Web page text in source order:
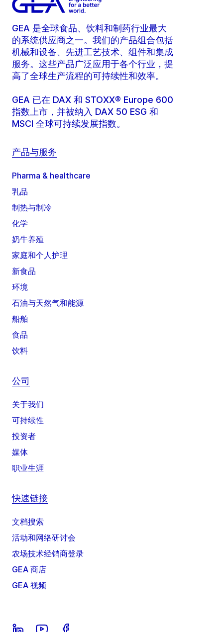
GEA 是全球食品、饮料和制药行业最大
的系统供应商之一。我们的产品组合包括
机械和设备、先进工艺技术、组件和集成
服务。这些产品广泛应用于各个行业，提
高了全球生产流程的可持续性和效率。
GEA 已在 DAX 和 STOXX® Europe 600
指数上市，并被纳入 DAX 50 ESG 和
MSCI 全球可持续发展指数。
产品与服务
Pharma & healthcare
乳品
制热与制冷
化学
奶牛养殖
家庭和个人护理
新食品
环境
石油与天然气和能源
船舶
食品
饮料
公司
关于我们
可持续性
投资者
媒体
职业生涯
快速链接
文档搜索
活动和网络研讨会
农场技术经销商登录
GEA 商店
GEA 视频